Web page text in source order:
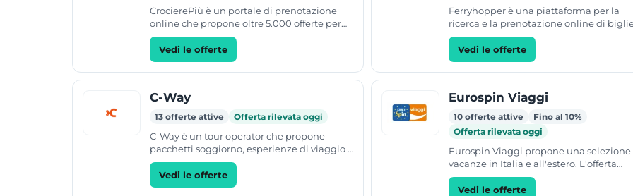
CrocierePiù è un portale di prenotazione
online che propone oltre 5.000 offerte per
crociere nel 2026. Il sito collabora con
compagnie quali Costa...
Vedi le offerte
Ferryhopper è una piattaforma per la
ricerca e la prenotazione online di
per traghetti e aliscafi. Il servizio copre
500...
Vedi le offerte
C-Way
13 offerte attive Offerta rilevata oggi
C-Way è un tour operator che propone
pacchetti soggiorno, esperienze di viaggio e
vacanze all inclusive. L'offerta include
biglietti e...
Vedi le offerte
Eurospin Viaggi
10 offerte attive
Fino al 10%
Offerta rilevata oggi
Eurospin Viaggi propone una selezione
vacanze in Italia e all'estero. L'offerta
include soggiorni al mare, in montagna,
weekend e viaggi per...
Vedi le offerte